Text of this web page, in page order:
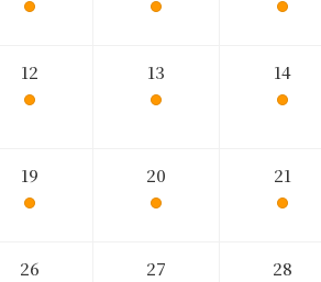
12 13 14
19 20 21
26 27 28